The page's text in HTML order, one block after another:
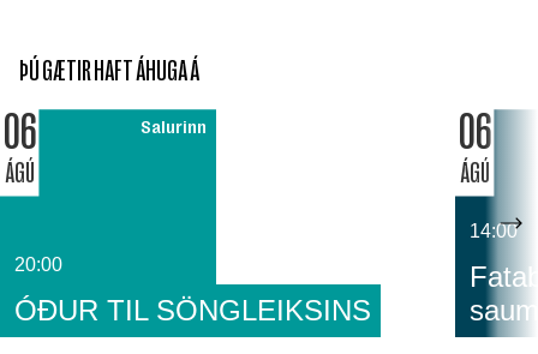
ÞÚ GÆTIR HAFT ÁHUGA Á
06
ÁGÚ
Salurinn
20:00
ÓÐUR TIL SÖNGLEIKSINS
06
ÁGÚ
14:00